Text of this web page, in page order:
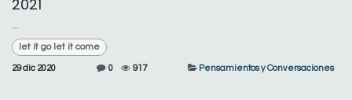
2021
let it go let it come
29 dic 2020 0 917 Pensamientos y Conversaciones